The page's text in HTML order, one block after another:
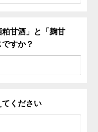
甘酒」と「麹甘
すか？
ください